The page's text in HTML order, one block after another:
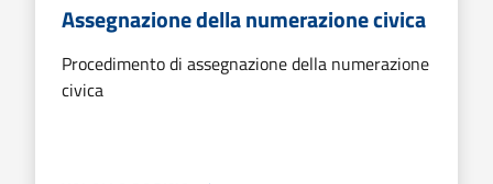
Assegnazione della numerazione civica
Procedimento di assegnazione della numerazione
civica